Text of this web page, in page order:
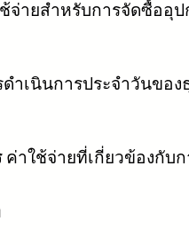
จ่ายสำหรับการจัดซื้ออุ
ำเนินการประจำวันขอ
ค่าใช้จ่ายที่เกี่ยวข้องกับ